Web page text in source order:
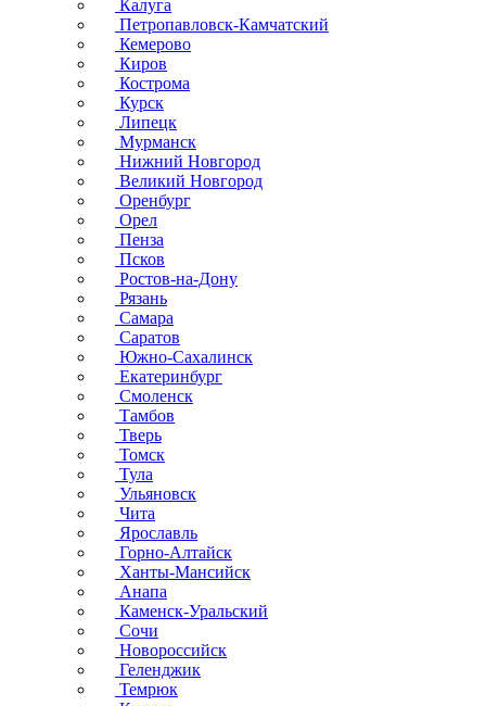
Калуга
Петропавловск-Камчатский
Кемерово
Киров
Кострома
Курск
Липецк
Мурманск
Нижний Новгород
Великий Новгород
Оренбург
Орел
Пенза
Псков
Ростов-на-Дону
Рязань
Самара
Саратов
Южно-Сахалинск
Екатеринбург
Смоленск
Тамбов
Тверь
Томск
Тула
Ульяновск
Чита
Ярославль
Горно-Алтайск
Ханты-Мансийск
Анапа
Каменск-Уральский
Сочи
Новороссийск
Геленджик
Темрюк